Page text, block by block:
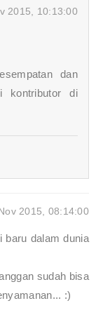
2015, 10:13:00
dan
kontributor di
2015, 08:14:00
baru dalam dunia
sudah bisa
:)